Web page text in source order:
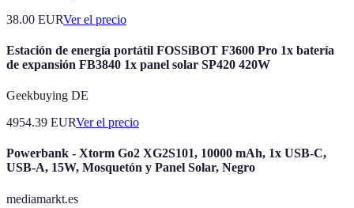
38.00 EURVer el precio
Estación de energía portátil FOSSiBOT F3600 Pro 1x batería
de expansión FB3840 1x panel solar SP420 420W
Geekbuying DE
4954.39 EURVer el precio
Powerbank - Xtorm Go2 XG2S101, 10000 mAh, 1x USB-C,
USB-A, 15W, Mosquetón y Panel Solar, Negro
mediamarkt.es